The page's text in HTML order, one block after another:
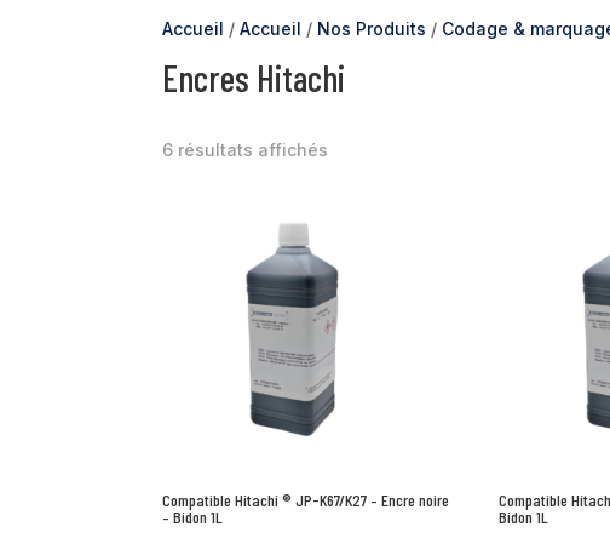
Accueil /Accueil / Nos Produits / Codage &
Encres Hitachi
6 résultats affichés
Compatible Hitachi ® JP-K67/K27 – Encre noire
– Bidon 1L
Compatible
Bidon 1L